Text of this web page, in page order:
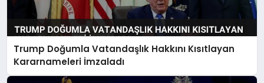
Trump Doğumla Vatandaşlık Hakkını Kısıtlayan
Kararnameleri İmzaladı